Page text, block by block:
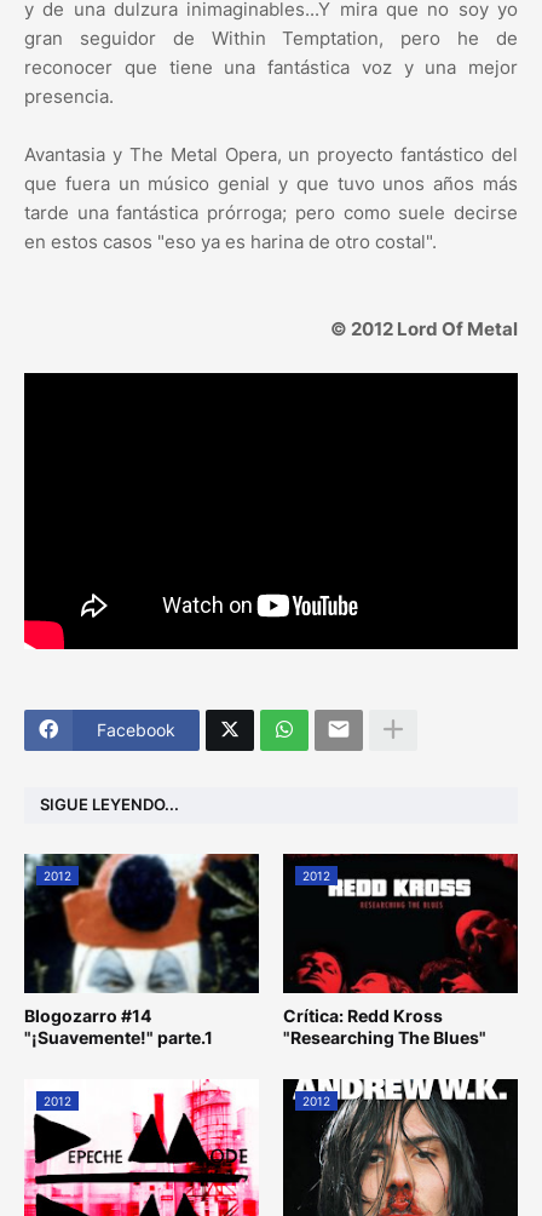
y de una dulzura inimaginables...Y mira que no soy yo
gran seguidor de Within Temptation, pero he de
reconocer que tiene una fantástica voz y una mejor
presencia.
Avantasia y The Metal Opera, un proyecto fantástico del
que fuera un músico genial y que tuvo unos años más
tarde una fantástica prórroga; pero como suele decirse
en estos casos "eso ya es harina de otro costal".
© 2012 Lord Of Metal
Facebook
SIGUE LEYENDO...
2012
Blogozarro #14
"¡Suavemente!" parte.1
2012
Crítica: Redd Kross
"Researching The Blues"
2012 2012